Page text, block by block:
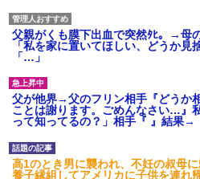
父親がくも膜下出血で突然ﾀﾋ。→母
「私を家に置いてほしい、どうか
「…」
父が他界→父のフリン相手『どうか
ことは謝ります。ごめんなさい…』
って知ってるの？」相手『 』結果→
高1のとき男に襲われ、不妊の叔母
養子縁組してアメリカに子供を連